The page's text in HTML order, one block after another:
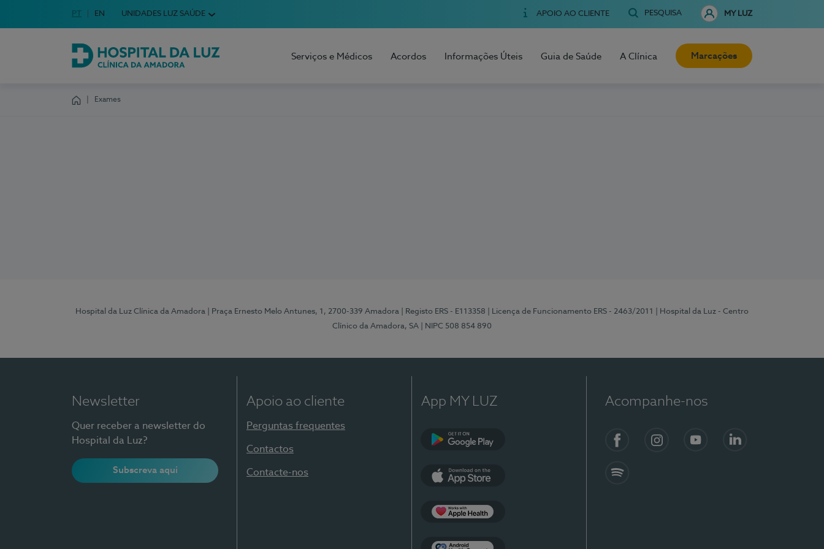
Escolha o seu idioma
Idioma em Português
PT English Language
EN UNIDADES LUZ SAÚDE APOIO AO CLIENTE PESQUISA MY LUZ
Hospital da Luz Clínica da Amadora
Serviços e Médicos Acordos Informações Úteis Guia de Saúde A Clínica Marcações
Exames
Hospital da Luz Clínica da Amadora | Praça Ernesto Melo Antunes, 1, 2700-339 Amadora | Registo ERS - E113358 | Licença de Funcionamento ERS - 2463/2011
| Hospital da Luz - Centro
Clínico da Amadora, SA
| NIPC 508 854 890
Newsletter
Quer receber a newsletter do
Hospital da Luz?
Subscreva aqui
Apoio ao cliente
Perguntas frequentes
Contactos
Contacte-nos
App MY LUZ Acompanhe-nos